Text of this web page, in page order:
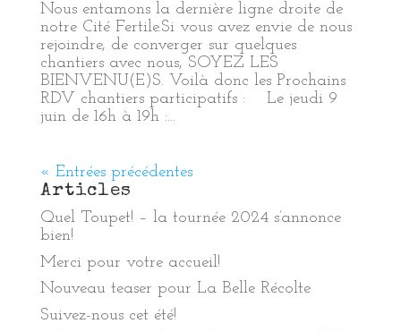
Nous entamons la dernière ligne droite de
notre Cité Fertile.Si vous avez envie de nous
rejoindre, de converger sur quelques
chantiers avec nous, SOYEZ LES
BIENVENU(E)S. Voilà donc les Prochains
RDV chantiers participatifs : Le jeudi 9
juin de 16h à 19h :...
« Entrées précédentes
Articles
Quel Toupet! – la tournée 2024 s’annonce
bien!
Merci pour votre accueil!
Nouveau teaser pour La Belle Récolte
Suivez-nous cet été!